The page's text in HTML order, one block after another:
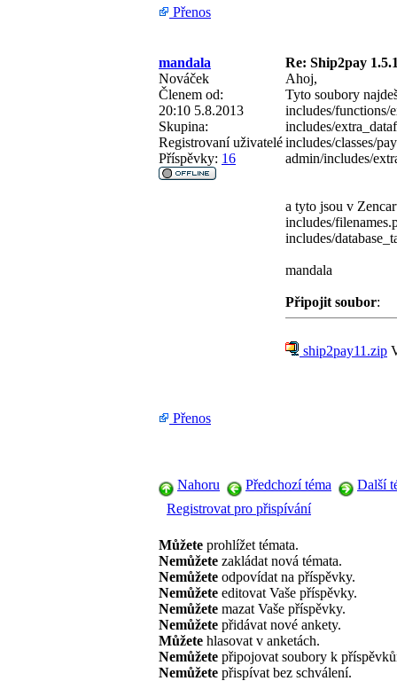
Přenos
mandala
Re: Ship2pay
Nováček
Členem od:
20:10 5.8.2013
Skupina:
Registrovaní uživatelé
Příspěvky: 16
Ahoj,
Tyto soubory
includes/functions/
includes/
includes/classes/
admin/includes/
a tyto jsou v
includes/
includes/
mandala
Připojit soubor:
ship2pay11.zip
Přenos
Nahoru Předchozí téma
Další
Registrovat pro přispívání
Můžete prohlížet témata.
Nemůžete zakládat nová témata.
Nemůžete odpovídat na příspěvky.
Nemůžete editovat Vaše příspěvky.
Nemůžete mazat Vaše příspěvky.
Nemůžete přidávat nové ankety.
Můžete hlasovat v anketách.
Nemůžete připojovat soubory k
Nemůžete přispívat bez schválení.